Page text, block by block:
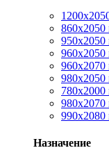
Назначение